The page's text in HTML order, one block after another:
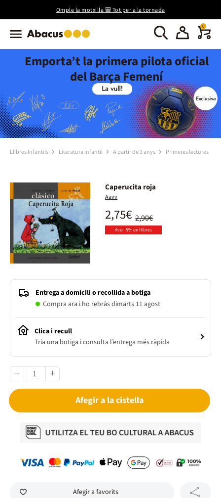
Omple la motxilla 🎒 Tot per a la tornada
0
Emporta’t la primera pilota oficial
del Barça Femení
Llibres Infantils Literatura infantil A partir de 3 anys Primeres lectures
Caperucita roja
Aavv
2,90€
2,75€
Avui -5% en llibres
Entrega a domicili o recollida a botiga
Compra ara i ho rebràs dimarts 11 agost
Clica i recull
Tria una botiga i consulta l’entrega més ràpida
Afegir a la cistella
Afegir a favorits